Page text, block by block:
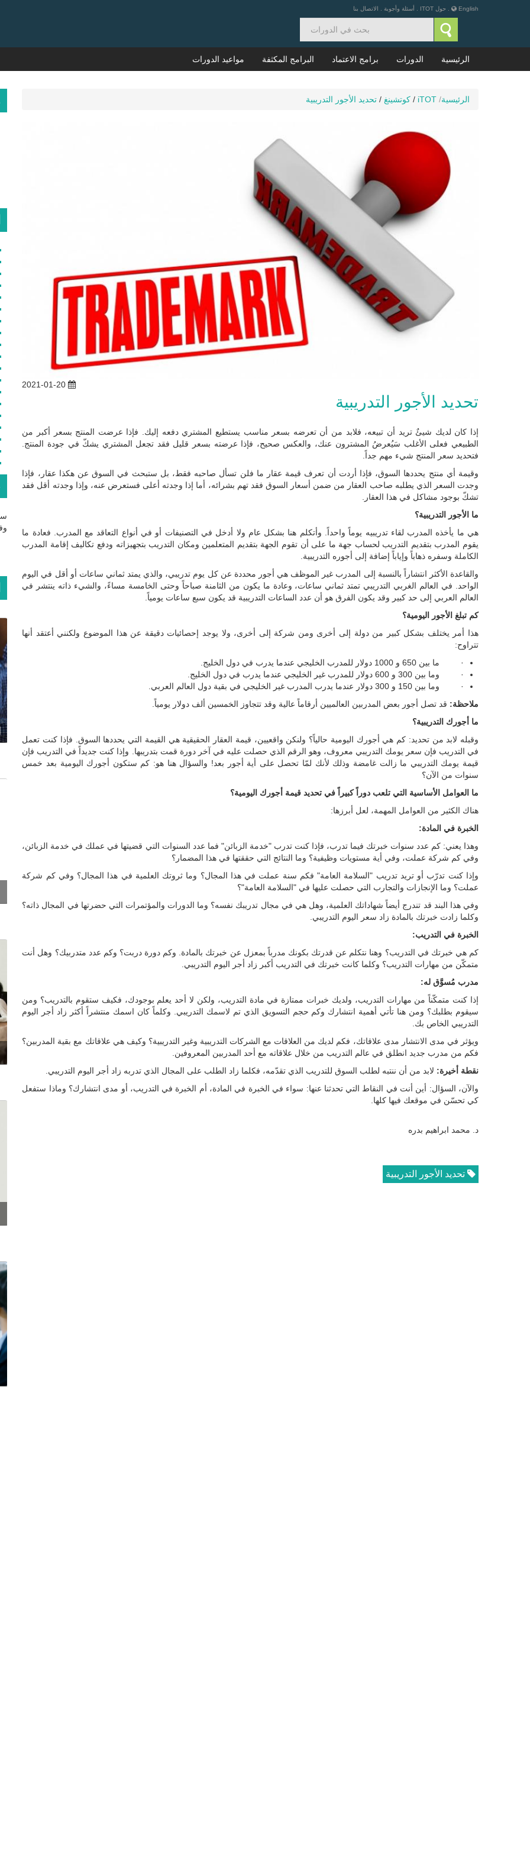
English حول ITOT أسئلة وأجوبة الاتصال بنا
الرئيسية الدورات برامج الاعتماد البرامج المكثفة مواعيد الدورات
الرئيسية/
iTOT
/ كوتشينغ / تحديد الأجور التدريبية
2021-01-20
تحديد الأجور التدريبية
إذا كان لديك شيئٌ تريد أن تبيعه، فلابد من أن تعرضه بسعر مناسب يستطيع المشتري دفعه إليك. فإذا عرضت المنتج بسعر أكبر من
الطبيعي فعلى الأغلب سَيُعرضُ المشترون عنك، والعكس صحيح، فإذا عرضته بسعر قليل فقد تجعل المشتري يشكّ في جودة المنتج.
فتحديد سعر المنتج شيء مهم جداً.
وقيمة أي منتج يحددها السوق، فإذا أردت أن تعرف قيمة عقار ما فلن تسأل صاحبه فقط، بل ستبحث في السوق عن هكذا عقار، فإذا
وجدت السعر الذي يطلبه صاحب العقار من ضمن أسعار السوق فقد تهم بشرائه، أما إذا وجدته أعلى فستعرض عنه، وإذا وجدته أقل فقد
تشكّ بوجود مشاكل في هذا العقار.
ما الأجور التدريبية؟
هي ما يأخذه المدرب لقاء تدريبيه يوماً واحداً. وأتكلم هنا بشكل عام ولا أدخل في التصنيفات أو في أنواع التعاقد مع المدرب. فعادة ما
يقوم المدرب بتقديم التدريب لحساب جهة ما على أن تقوم الجهة بتقديم المتعلمين ومكان التدريب بتجهيزاته ودفع تكاليف إقامة المدرب
الكاملة وسفره ذهاباً وإياباً إضافة إلى أجوره التدريبية.
والقاعدة الأكثر انتشاراً بالنسبة إلى المدرب غير الموظف هي أجور محددة عن كل يوم تدريبي، والذي يمتد ثماني ساعات أو أقل في اليوم
الواحد. في العالم الغربي التدريبي تمتد ثماني ساعات، وعادة ما يكون من الثامنة صباحاً وحتى الخامسة مساءً، والشيء ذاته ينتشر في
العالم العربي إلى حد كبير وقد يكون الفرق هو أن عدد الساعات التدريبية قد يكون سبع ساعات يومياً.
كم تبلغ الأجور اليومية؟
هذا أمر يختلف بشكل كبير من دولة إلى أخرى ومن شركة إلى أخرى، ولا يوجد إحصائيات دقيقة عن هذا الموضوع ولكنني أعتقد أنها
تتراوح:
· ما بين 650 و 1000 دولار للمدرب الخليجي عندما يدرب في دول الخليج.
· وما بين 300 و 600 دولار للمدرب غير الخليجي عندما يدرب في دول الخليج.
· وما بين 150 و 300 دولار عندما يدرب المدرب غير الخليجي في بقية دول العالم العربي.
ملاحظة: قد تصل أجور بعض المدربين العالميين أرقاماً عالية وقد تتجاوز الخمسين ألف دولار يومياً.
ما أجورك التدريبية؟
وقبله لابد من تحديد: كم هي أجورك اليومية حالياً؟ ولنكن واقعيين، قيمة العقار الحقيقية هي القيمة التي يحددها السوق. فإذا كنت تعمل
في التدريب فإن سعر يومك التدريبي معروف، وهو الرقم الذي حصلت عليه في آخر دورة قمت بتدريبها. وإذا كنت جديداً في التدريب فإن
قيمة يومك التدريبي ما زالت غامضة وذلك لأنك لمّا تحصل على أية أجور بعد! والسؤال هنا هو: كم ستكون أجورك اليومية بعد خمس
سنوات من الآن؟
ما العوامل الأساسية التي تلعب دوراً كبيراً في تحديد قيمة أجورك اليومية؟
هناك الكثير من العوامل المهمة، لعل أبرزها:
الخبرة في المادة:
وهذا يعني: كم عدد سنوات خبرتك فيما تدرب، فإذا كنت تدرب "خدمة الزبائن" فما عدد السنوات التي قضيتها في عملك في خدمة الزبائن،
وفي كم شركة عملت، وفي أية مستويات وظيفية؟ وما النتائج التي حققتها في هذا المضمار؟
وإذا كنت تدرّب أو تريد تدريب "السلامة العامة" فكم سنة عملت في هذا المجال؟ وما ثروتك العلمية في هذا المجال؟ وفي كم شركة
عملت؟ وما الإنجازات والتجارب التي حصلت عليها في "السلامة العامة"؟
وفي هذا البند قد تندرج أيضاً شهاداتك العلمية، وهل هي في مجال تدريبك نفسه؟ وما الدورات والمؤتمرات التي حضرتها في المجال ذاته؟
وكلما زادت خبرتك بالمادة زاد سعر اليوم التدريبي.
الخبرة في التدريب:
كم هي خبرتك في التدريب؟ وهنا نتكلم عن قدرتك بكونك مدرباً بمعزل عن خبرتك بالمادة. وكم دورة دربت؟ وكم عدد متدربيك؟ وهل أنت
متمكّن من مهارات التدريب؟ وكلما كانت خبرتك في التدريب أكبر زاد أجر اليوم التدريبي.
مدرب مُسوَّق له:
إذا كنت متمكّناً من مهارات التدريب، ولديك خبرات ممتازة في مادة التدريب، ولكن لا أحد يعلم بوجودك، فكيف ستقوم بالتدريب؟ ومن
سيقوم بطلبك؟ ومن هنا تأتي أهمية انتشارك وكم حجم التسويق الذي تم لاسمك التدريبي. وكلماً كان اسمك منتشراً أكثر زاد أجر اليوم
التدريبي الخاص بك.
ويؤثر في مدى الانتشار مدى علاقاتك، فكم لديك من العلاقات مع الشركات التدريبية وغير التدريبية؟ وكيف هي علاقاتك مع بقية المدربين؟
فكم من مدرب جديد انطلق في عالم التدريب من خلال علاقاته مع أحد المدربين المعروفين.
نقطة أخيرة: لابد من أن ننتبه لطلب السوق للتدريب الذي تقدّمه، فكلما زاد الطلب على المجال الذي تدربه زاد أجر اليوم التدريبي.
والآن، السؤال: أين أنت في النقاط التي تحدثنا عنها: سواء في الخبرة في المادة، أم الخبرة في التدريب، أو مدى انتشارك؟ وماذا ستفعل
كي تحسّن في موقعك فيها كلها.
د. محمد ابراهيم بدره
تحديد الأجور التدريبية